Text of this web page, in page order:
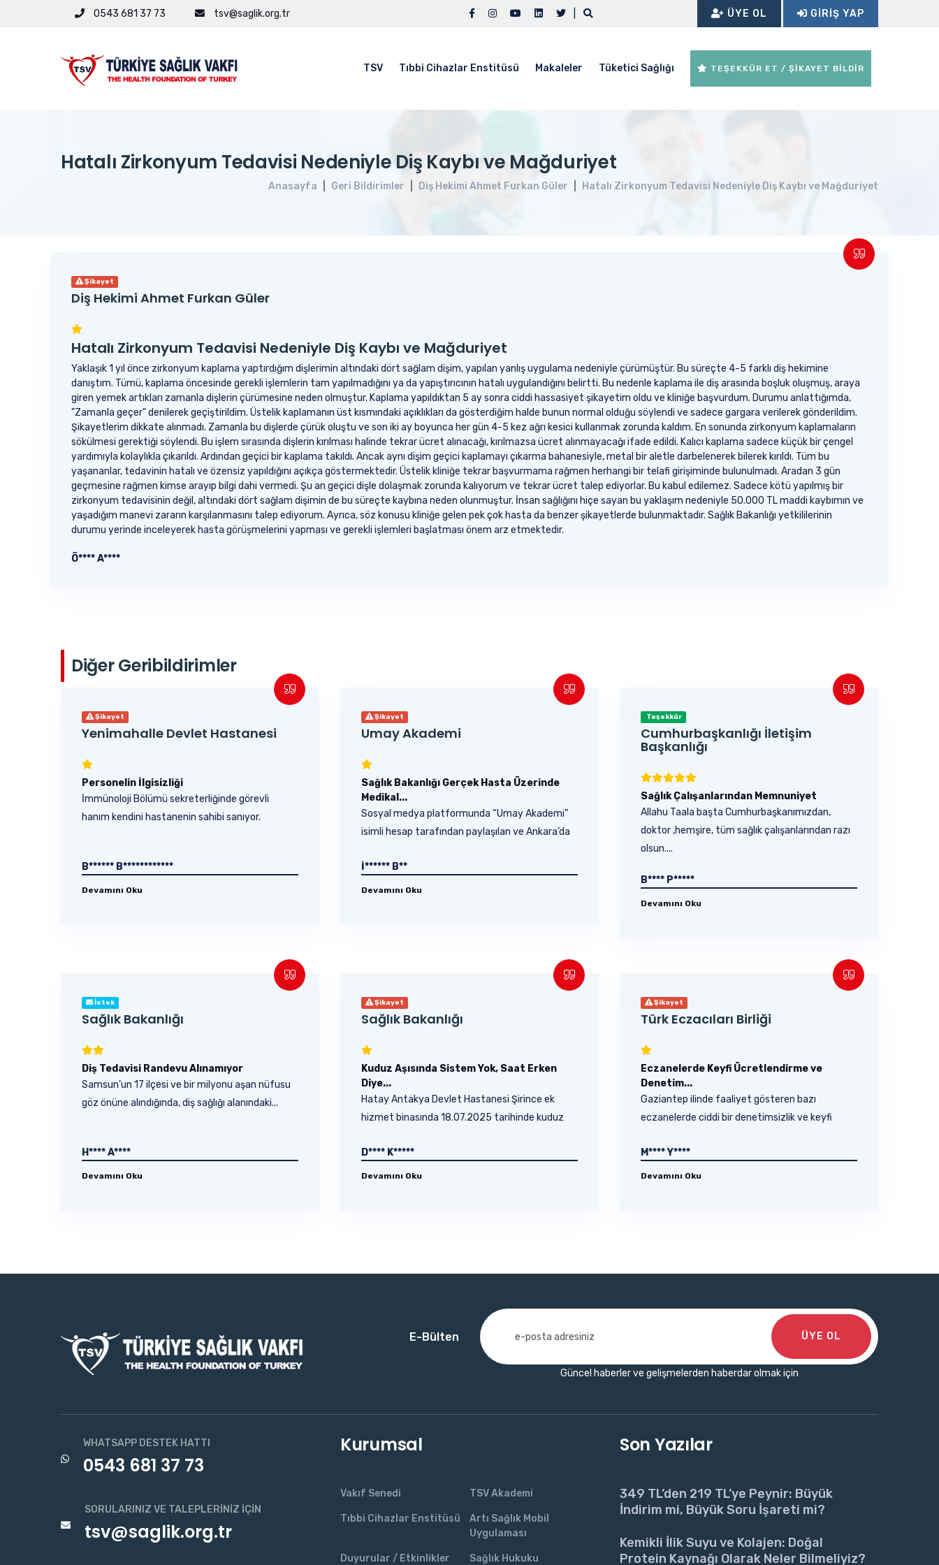
0543 681 37 73 tsv@saglik.org.tr ÜYE OL GIRIŞ YAP
TSV Tıbbi Cihazlar Enstitüsü Makaleler Tüketici Sağlığı TEŞEKKÜR ET / ŞİKAYET BİLDİR
Hatalı Zirkonyum Tedavisi Nedeniyle Diş Kaybı ve Mağduriyet
Anasayfa Geri Bildirimler Diş Hekimi Ahmet Furkan Güler Hatalı Zirkonyum Tedavisi Nedeniyle Diş Kaybı ve Mağduriyet
Şikayet
Diş Hekimi Ahmet Furkan Güler
Hatalı Zirkonyum Tedavisi Nedeniyle Diş Kaybı ve Mağduriyet
Yaklaşık 1 yıl önce zirkonyum kaplama yaptırdığım dişlerimin altındaki dört sağlam dişim, yapılan yanlış uygulama nedeniyle çürümüştür. Bu süreçte 4-5 farklı diş hekimine
danıştım. Tümü, kaplama öncesinde gerekli işlemlerin tam yapılmadığını ya da yapıştırıcının hatalı uygulandığını belirtti. Bu nedenle kaplama ile diş arasında boşluk oluşmuş, araya
giren yemek artıkları zamanla dişlerin çürümesine neden olmuştur. Kaplama yapıldıktan 5 ay sonra ciddi hassasiyet şikayetim oldu ve kliniğe başvurdum. Durumu anlattığımda,
"Zamanla geçer" denilerek geçiştirildim. Üstelik kaplamanın üst kısmındaki açıklıkları da gösterdiğim halde bunun normal olduğu söylendi ve sadece gargara verilerek gönderildim.
Şikayetlerim dikkate alınmadı. Zamanla bu dişlerde çürük oluştu ve son iki ay boyunca her gün 4-5 kez ağrı kesici kullanmak zorunda kaldım. En sonunda zirkonyum kaplamaların
sökülmesi gerektiği söylendi. Bu işlem sırasında dişlerin kırılması halinde tekrar ücret alınacağı, kırılmazsa ücret alınmayacağı ifade edildi. Kalıcı kaplama sadece küçük bir çengel
yardımıyla kolaylıkla çıkarıldı. Ardından geçici bir kaplama takıldı. Ancak aynı dişim geçici kaplamayı çıkarma bahanesiyle, metal bir aletle darbelenerek bilerek kırıldı. Tüm bu
yaşananlar, tedavinin hatalı ve özensiz yapıldığını açıkça göstermektedir. Üstelik kliniğe tekrar başvurmama rağmen herhangi bir telafi girişiminde bulunulmadı. Aradan 3 gün
geçmesine rağmen kimse arayıp bilgi dahi vermedi. Şu an geçici dişle dolaşmak zorunda kalıyorum ve tekrar ücret talep ediyorlar. Bu kabul edilemez. Sadece kötü yapılmış bir
zirkonyum tedavisinin değil, altındaki dört sağlam dişimin de bu süreçte kaybına neden olunmuştur. İnsan sağlığını hiçe sayan bu yaklaşım nedeniyle 50.000 TL maddi kaybımın ve
yaşadığım manevi zararın karşılanmasını talep ediyorum. Ayrıca, söz konusu kliniğe gelen pek çok hasta da benzer şikayetlerde bulunmaktadır. Sağlık Bakanlığı yetkililerinin
durumu yerinde inceleyerek hasta görüşmelerini yapması ve gerekli işlemleri başlatması önem arz etmektedir.
Ö**** A****
Diğer Geribildirimler
Şikayet
Yenimahalle Devlet Hastanesi
Personelin İlgisizliği
İmmünoloji Bölümü sekreterliğinde görevli
hanım kendini hastanenin sahibi sanıyor.
B****** B************
Devamını Oku
Şikayet
Umay Akademi
Sağlık Bakanlığı Gerçek Hasta Üzerinde
Medikal...
Sosyal medya platformunda “Umay Akademi”
isimli hesap tarafından paylaşılan ve Ankara’da
İ****** B**
Devamını Oku
Teşekkür
Cumhurbaşkanlığı İletişim
Başkanlığı
Sağlık Çalışanlarından Memnuniyet
Allahu Taala başta Cumhurbaşkanımızdan,
doktor ,hemşire, tüm sağlık çalışanlarından razı
olsun....
B**** P*****
Devamını Oku
İstek
Sağlık Bakanlığı
Diş Tedavisi Randevu Alınamıyor
Samsun’un 17 ilçesi ve bir milyonu aşan nüfusu
göz önüne alındığında, diş sağlığı alanındaki...
H**** A****
Devamını Oku
Şikayet
Sağlık Bakanlığı
Kuduz Aşısında Sistem Yok, Saat Erken
Diye...
Hatay Antakya Devlet Hastanesi Şirince ek
hizmet binasında 18.07.2025 tarihinde kuduz
D**** K*****
Devamını Oku
Şikayet
Türk Eczacıları Birliği
Eczanelerde Keyfi Ücretlendirme ve
Denetim...
Gaziantep ilinde faaliyet gösteren bazı
eczanelerde ciddi bir denetimsizlik ve keyfi
M**** Y****
Devamını Oku
E-Bülten
Güncel haberler ve gelişmelerden haberdar olmak için
ÜYE OL
WHATSAPP DESTEK HATTI
0543 681 37 73
SORULARINIZ VE TALEPLERINIZ İÇIN
tsv@saglik.org.tr
Kurumsal
Vakıf Senedi TSV Akademi
Tıbbi Cihazlar Enstitüsü
Artı Sağlık Mobil
Uygulaması
Duyurular / Etkinlikler Sağlık Hukuku
Son Yazılar
349 TL’den 219 TL’ye Peynir: Büyük
İndirim mi, Büyük Soru İşareti mi?
Kemikli İlik Suyu ve Kolajen: Doğal
Protein Kaynağı Olarak Neler Bilmeliyiz?